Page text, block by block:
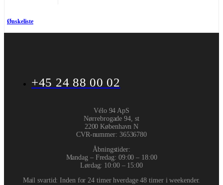
Ønskeliste
+45 24 88 00 02
Vélo 94 ApS
Nørrebrogade 94, st
2200 København N
CVR-nummer: 36536780
Åbningstider:
Mandag – Fredag: 09:00 – 18:00
Lørdag: 10:00 – 15:00
Mail svartid: Inden for 24 timer hverdage 48 timer i weekender.